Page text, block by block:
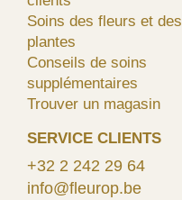
Soins des fleurs et des
plantes
Conseils de soins
supplémentaires
Trouver un magasin
SERVICE CLIENTS
+32 2 242 29 64
info@fleurop.be